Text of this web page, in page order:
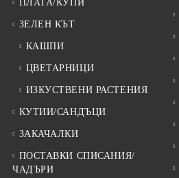
ПЛАТА/КУПИ
ЗЕЛЕН КЪТ
КАШПИ
ЦВЕТАРНИЦИ
ИЗКУСТВЕНИ РАСТЕНИЯ
КУТИИ/САНДЪЦИ
ЗАКАЧАЛКИ
ПОСТАВКИ СПИСАНИЯ/
ЧАДЪРИ